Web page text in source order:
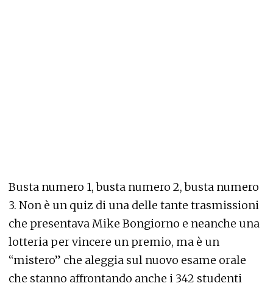
Busta numero 1, busta numero 2, busta numero
3. Non è un quiz di una delle tante trasmissioni
che presentava Mike Bongiorno e neanche una
lotteria per vincere un premio, ma è un
“mistero” che aleggia sul nuovo esame orale
che stanno affrontando anche i 342 studenti